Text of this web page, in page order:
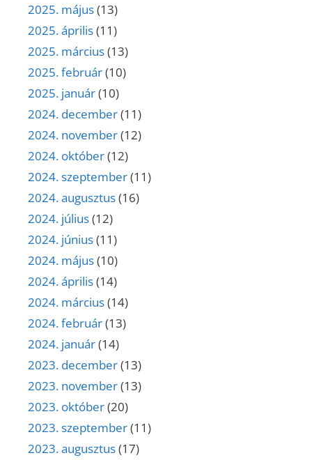
2025. május(13)
2025. április(11)
2025. március(13)
2025. február(10)
2025. január(10)
2024. december(11)
2024. november(12)
2024. október(12)
2024. szeptember(11)
2024. augusztus(16)
2024. július(12)
2024. június(11)
2024. május(10)
2024. április(14)
2024. március(14)
2024. február(13)
2024. január(14)
2023. december(13)
2023. november(13)
2023. október(20)
2023. szeptember(11)
2023. augusztus(17)